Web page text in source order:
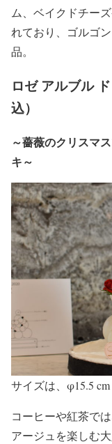
ム、ベイクドチー
れており、ゴルゴ
品。
ロゼ アルブル
込）
～薔薇のクリスマ
キ～
サイズは、φ15.5 cm
コーヒーや紅茶で
アージュを楽しむ